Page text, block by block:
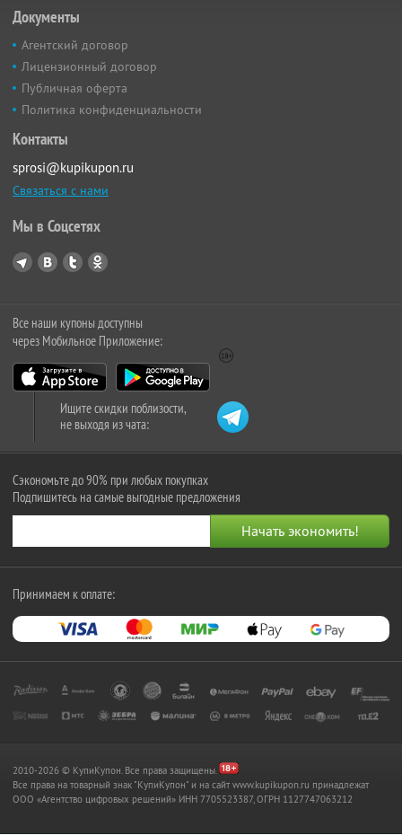
Документы
Агентский договор
Лицензионный договор
Публичная оферта
Политика конфиденциальности
Контакты
sprosi@kupikupon.ru
Связаться с нами
Мы в Соцсетях
Все наши купоны доступны
через Мобильное Приложение:
Ищите скидки поблизости,
не выходя из чата:
Сэкономьте до 90% при любых покупках
Подпишитесь на самые выгодные предложения
Принимаем к оплате:
2010-2026 © КупиКупон. Все права защищены.
Все права на товарный знак "КупиКупон" и на сайт www.kupikupon.ru принадлежат
OOO «Агентство цифровых решений» ИНН 7705523387, ОГРН 1127747063212